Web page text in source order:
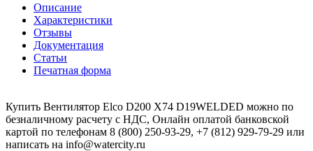
Описание
Характеристики
Отзывы
Документация
Статьи
Печатная форма
Купить Вентилятор Elco D200 X74 D19WELDED можно по
безналичному расчету с НДС, Онлайн оплатой банковской
картой по телефонам 8 (800) 250-93-29, +7 (812) 929-79-29 или
написать на info@watercity.ru